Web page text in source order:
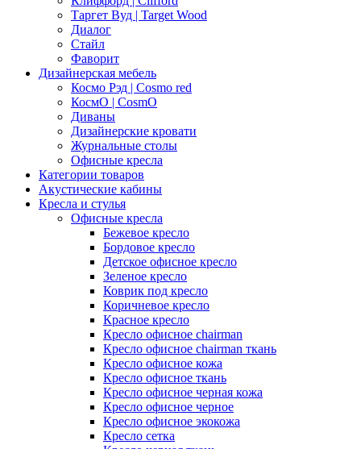
Таргет Вуд | Target Wood
Диалог
Стайл
Фаворит
Дизайнерская мебель
Космо Рэд | Cosmo red
КосмО | CosmO
Диваны
Дизайнерские кровати
Журнальные столы
Офисные кресла
Категории товаров
Акустические кабины
Кресла и стулья
Офисные кресла
Бежевое кресло
Бордовое кресло
Детское офисное кресло
Зеленое кресло
Коврик под кресло
Коричневое кресло
Красное кресло
Кресло офисное chairman
Кресло офисное chairman ткань
Кресло офисное кожа
Кресло офисное ткань
Кресло офисное черная кожа
Кресло офисное черное
Кресло офисное экокожа
Кресло сетка